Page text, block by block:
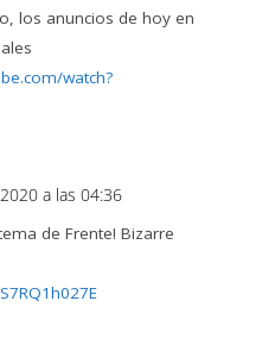
los anuncios de hoy en
watch?
a las 04:36
de Frente! Bizarre